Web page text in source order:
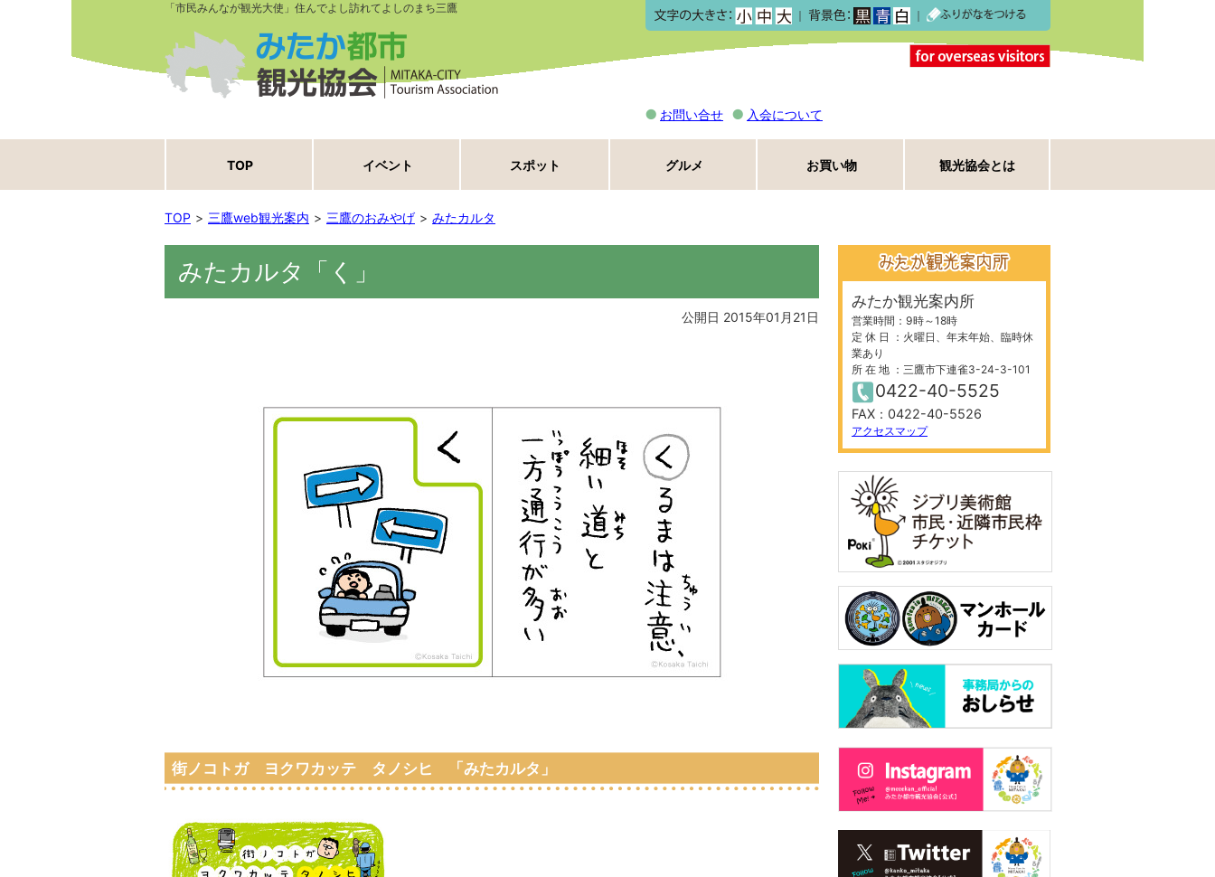
「市民みんなが観光大使」住んでよし訪れてよしのまち三鷹
｜ ｜
お問い合せ 入会について
TOP イベント スポット グルメ お買い物 観光協会とは
TOP 三鷹web観光案内 三鷹のおみやげ みたカルタ
みたカルタ「く」
公開日 2015年01月21日
街ノコトガ ヨクワカッテ タノシヒ 「みたカルタ」
みたか観光案内所
営業時間：9時～18時
定 休 日 ：火曜日、年末年始、臨時休
業あり
所 在 地 ：三鷹市下連雀3-24-3-101
0422-40-5525
FAX：0422-40-5526
アクセスマップ